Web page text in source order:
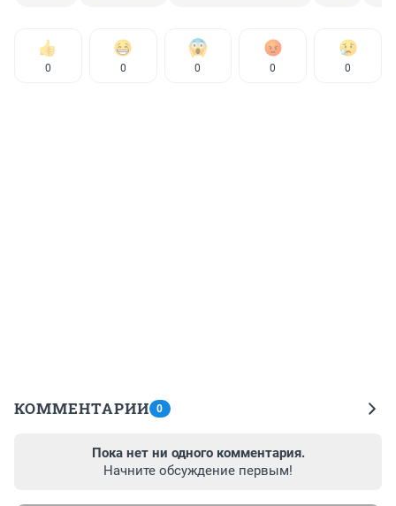
0 0 0 0 0
КОММЕНТАРИИ 0
Пока нет ни одного комментария.
Начните обсуждение первым!